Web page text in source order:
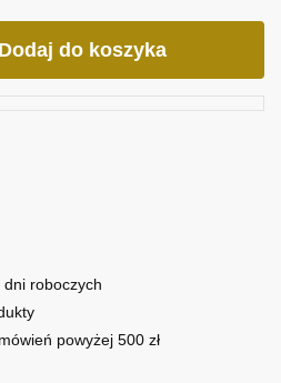
Dodaj do koszyka
roboczych
powyżej 500 zł